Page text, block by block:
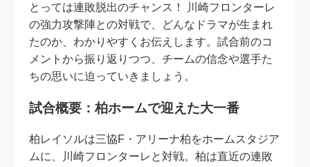
とっては連敗脱出のチャンス！ 川崎フロンターレ
の強力攻撃陣との対戦で、どんなドラマが生まれ
たのか、わかりやすくお伝えします。試合前のコ
メントから振り返りつつ、チームの信念や選手た
ちの思いに迫っていきましょう。
試合概要：柏ホームで迎えた大一番
柏レイソルは三協F・アリーナ柏をホームスタジア
ムに、川崎フロンターレと対戦。柏は直近の連敗